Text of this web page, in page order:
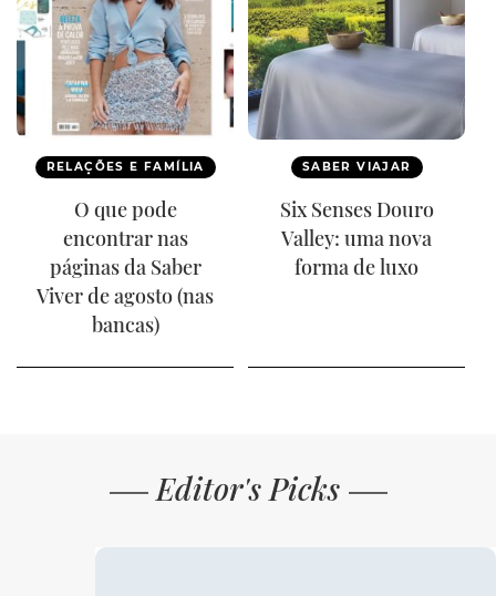
RELAÇÕES E FAMÍLIA
O que pode
encontrar nas
páginas da Saber
Viver de agosto (nas
bancas)
SABER VIAJAR
Six Senses Douro
Valley: uma nova
forma de luxo
Editor's Picks